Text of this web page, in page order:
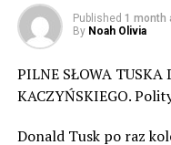
Published 1 month
By Noah Olivia
PILNE SŁOWA TUSKA
KACZYŃSKIEGO.
Donald Tusk po raz